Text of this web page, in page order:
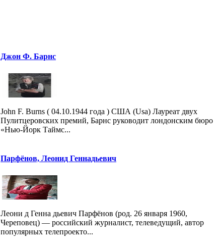
Джон Ф. Барнс
John F. Burns ( 04.10.1944 года ) США (Usa) Лауреат двух
Пулитцеровских премий, Барнс руководит лондонским бюро
«Нью-Йорк Таймс...
Парфёнов, Леонид Геннадьевич
Леони д Генна дьевич Парфёнов (род. 26 января 1960,
Череповец) — российский журналист, телеведущий, автор
популярных телепроекто...